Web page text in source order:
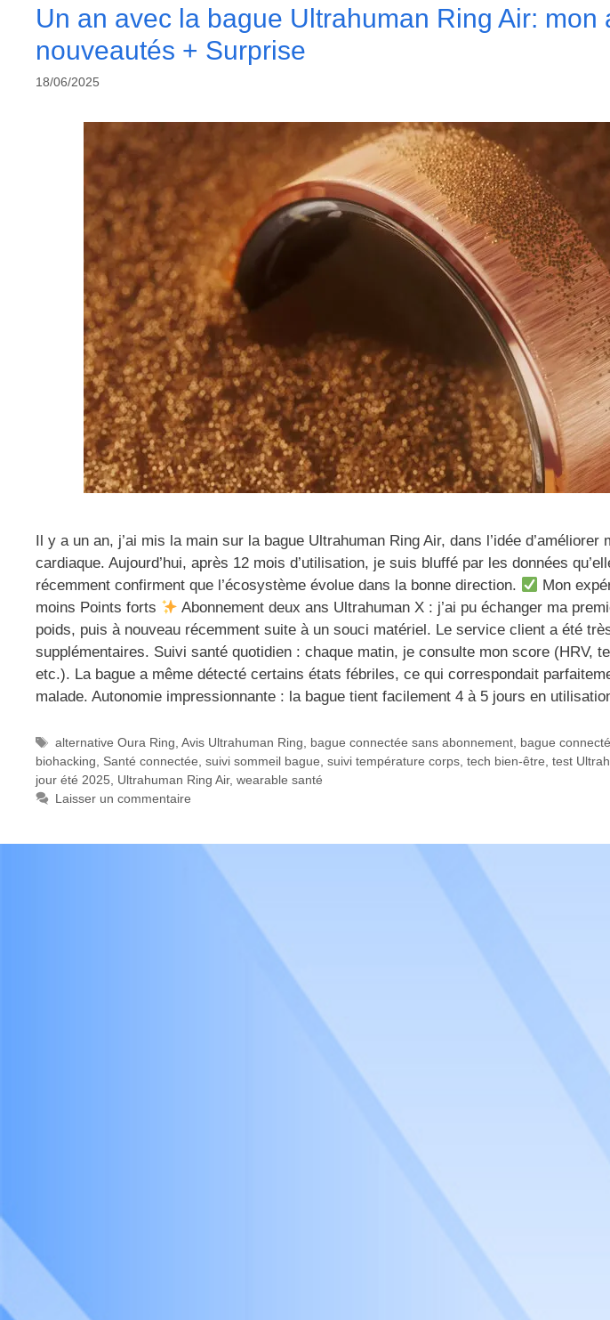
Un an avec la bague Ultrahuman Ring Air: mon
nouveautés + Surprise
18/06/2025
Il y a un an, j’ai mis la main sur la bague Ultrahuman Ring Air, dans l’idée
cardiaque. Aujourd’hui, après 12 mois d’utilisation, je suis bluffé par les données
récemment confirment que l’écosystème évolue dans la bonne direction.
Mon
moins Points forts
Abonnement deux ans Ultrahuman X : j’ai pu échanger ma
poids, puis à nouveau récemment suite à un souci matériel. Le service client a été
supplémentaires. Suivi santé quotidien : chaque matin, je consulte mon score (HRV,
etc.). La bague a même détecté certains états fébriles, ce qui correspondait
malade. Autonomie impressionnante : la bague tient facilement 4 à 5 jours en
Étiquettes
alternative Oura Ring, Avis Ultrahuman Ring, bague connectée sans abonnement, bague
biohacking, Santé connectée, suivi sommeil bague, suivi température corps, tech bien-être, test
jour été 2025, Ultrahuman Ring Air, wearable santé
Laisser un commentaire